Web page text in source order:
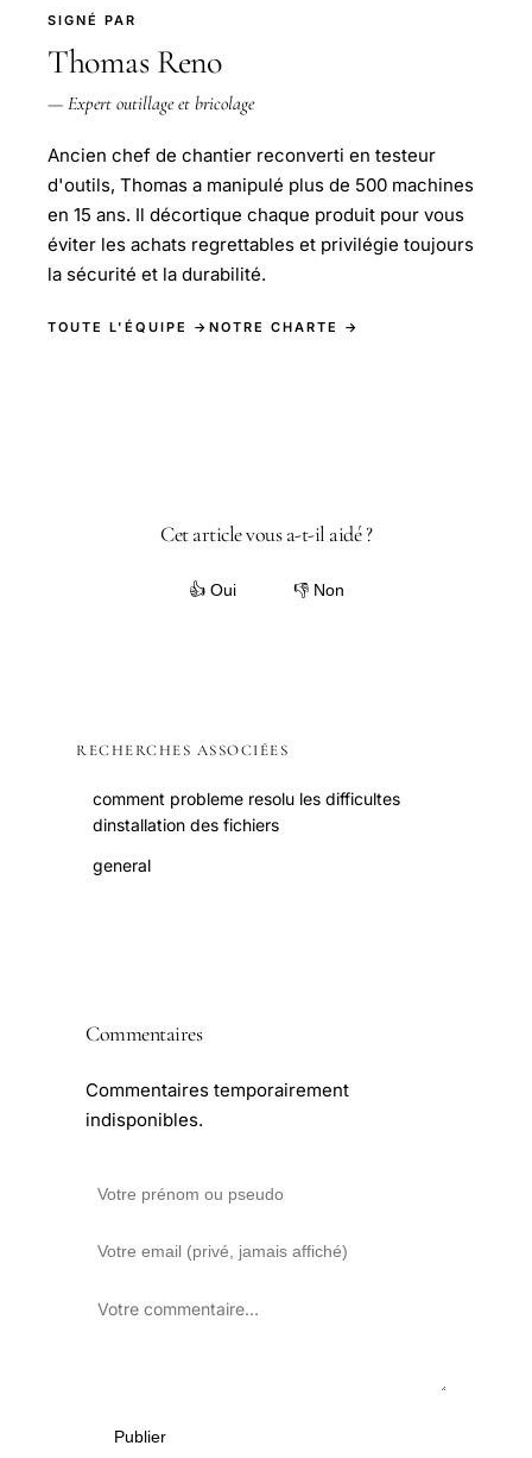
SIGNÉ PAR
Thomas Reno
— Expert outillage et bricolage
Ancien chef de chantier reconverti en testeur
d'outils, Thomas a manipulé plus de 500 machines
en 15 ans. Il décortique chaque produit pour vous
éviter les achats regrettables et privilégie toujours
la sécurité et la durabilité.
TOUTE L'ÉQUIPE → NOTRE CHARTE →
Cet article vous a-t-il aidé ?
👍 Oui 👎 Non
RECHERCHES ASSOCIÉES
comment probleme resolu les difficultes
dinstallation des fichiers
general
Commentaires
Commentaires temporairement
indisponibles.
Publier